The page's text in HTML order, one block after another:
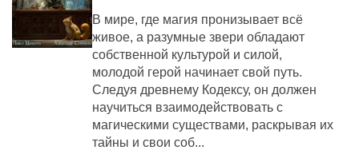
В мире, где магия пронизывает всё
живое, а разумные звери обладают
собственной культурой и силой,
молодой герой начинает свой путь.
Следуя древнему Кодексу, он должен
научиться взаимодействовать с
магическими существами, раскрывая их
тайны и свои соб...